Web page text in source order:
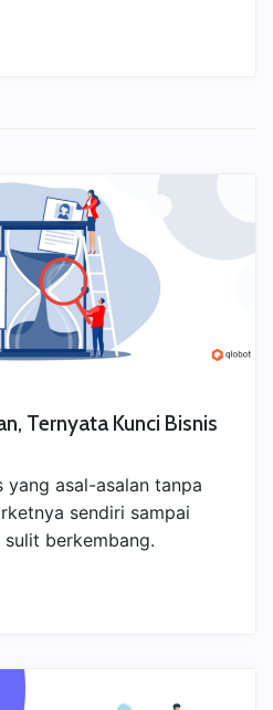
Ternyata Kunci Bisnis
yang asal-asalan tanpa
sendiri sampai
berkembang.